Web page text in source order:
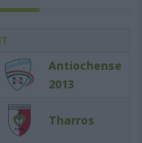
Antiochense
2013
Tharros